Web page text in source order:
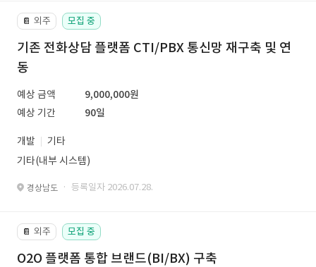
📔 외주 모집 중
기존 전화상담 플랫폼 CTI/PBX 통신망 재구축 및 연
동
예상 금액
9,000,000원
예상 기간
90일
개발
기타
기타(내부 시스템)
경상남도 · 등록일자 2026.07.28.
📔 외주 모집 중
O2O 플랫폼 통합 브랜드(BI/BX) 구축